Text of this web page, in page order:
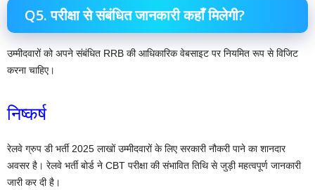
Q5. परीक्षा से संबंधित जानकारी कहाँ मिलेगी?
उम्मीदवारों को अपने संबंधित RRB की आधिकारिक वेबसाइट पर नियमित रूप से विजिट
करना चाहिए।
निष्कर्ष
रेलवे ग्रुप डी भर्ती 2025 लाखों उम्मीदवारों के लिए सरकारी नौकरी पाने का शानदार
अवसर है। रेलवे भर्ती बोर्ड ने CBT परीक्षा की संभावित तिथि से जुड़ी महत्वपूर्ण जानकारी
जारी कर दी है।